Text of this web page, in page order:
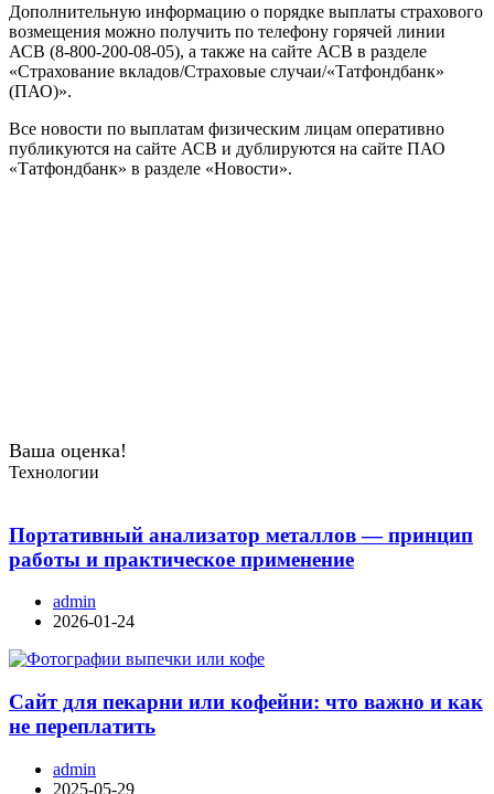
Дополнительную информацию о порядке выплаты страхового
возмещения можно получить по телефону горячей линии
АСВ (8-800-200-08-05), а также на сайте АСВ в разделе
«Страхование вкладов/Страховые случаи/«Татфондбанк»
(ПАО)».
Все новости по выплатам физическим лицам оперативно
публикуются на сайте АСВ и дублируются на сайте ПАО
«Татфондбанк» в разделе «Новости».
Ваша оценка!
Технологии
Портативный анализатор металлов — принцип
работы и практическое применение
admin
2026-01-24
Сайт для пекарни или кофейни: что важно и как
не переплатить
admin
2025-05-29